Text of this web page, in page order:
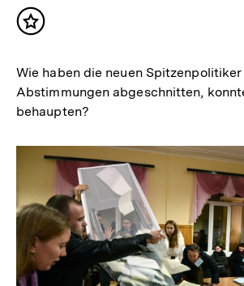
Inhalt
Wie haben die neuen
Abstimmungen abgeschnitten,
behaupten?